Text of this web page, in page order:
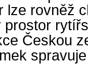
lze rovněž
Českou